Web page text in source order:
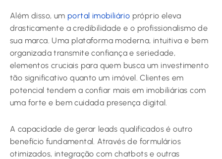
Além disso, um portal imobiliário próprio eleva
drasticamente a credibilidade e o profissionalismo de
sua marca. Uma plataforma moderna, intuitiva e bem
organizada transmite confiança e seriedade,
elementos cruciais para quem busca um investimento
tão significativo quanto um imóvel. Clientes em
potencial tendem a confiar mais em imobiliárias com
uma forte e bem cuidada presença digital.
A capacidade de gerar leads qualificados é outro
benefício fundamental. Através de formulários
otimizados, integração com chatbots e outras